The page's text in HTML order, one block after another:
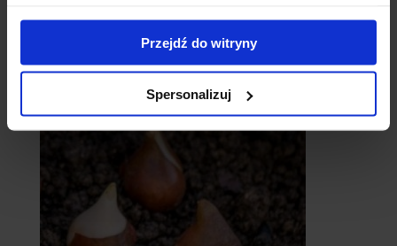
Przejdź do witryny
Spersonalizuj
catalpy